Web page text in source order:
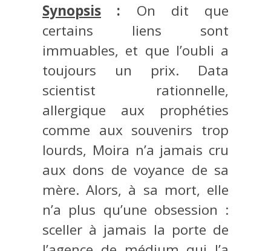
Synopsis : On dit que
certains liens sont
immuables, et que l’oubli a
toujours un prix. Data
scientist rationnelle,
allergique aux prophéties
comme aux souvenirs trop
lourds, Moira n’a jamais cru
aux dons de voyance de sa
mère. Alors, à sa mort, elle
n’a plus qu’une obsession :
sceller à jamais la porte de